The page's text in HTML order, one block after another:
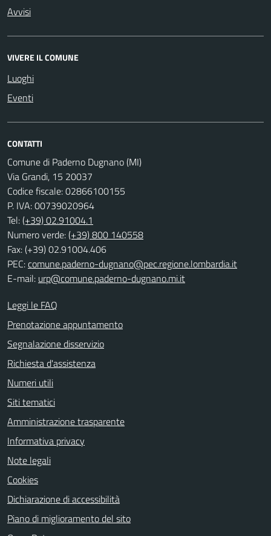
Avvisi
VIVERE IL COMUNE
Luoghi
Eventi
CONTATTI
Comune di Paderno Dugnano (MI)
Via Grandi, 15 20037
Codice fiscale: 02866100155
P. IVA: 00739020964
Tel:(+39) 02.91004.1
Numero verde:(+39) 800 140558
Fax: (+39) 02.91004.406
PEC:comune.paderno-dugnano@pec.regione.lombardia.it
E-mail: urp@comune.paderno-dugnano.mi.it
Leggi le FAQ
Prenotazione appuntamento
Segnalazione disservizio
Richiesta d'assistenza
Numeri utili
Siti tematici
Amministrazione trasparente
Informativa privacy
Note legali
Cookies
Dichiarazione di accessibilità
Piano di miglioramento del sito